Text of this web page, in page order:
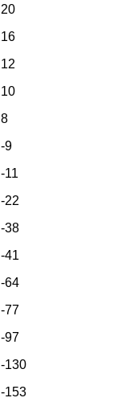
20
16
12
10
8
-9
-11
-22
-38
-41
-64
-77
-97
-130
-153